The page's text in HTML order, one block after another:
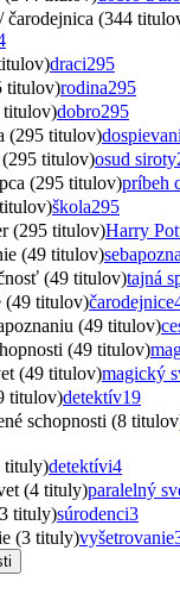
čarodejnica (344
draci295
titulov)rodina295
titulov)dobro295
(295 titulov)
titulov)osud siroty
(295 titulov)príbeh
škola295
(295 titulov)Harry
(49 titulov)
(49 titulov)tajná
(49 titulov)čarodejnice
(49 titulov)
(49 titulov)
(49 titulov)magický
titulov)detektív19
schopnosti (8
tituly)detektívi4
(4 tituly)paralelný
tituly)súrodenci3
(3 tituly)vyšetrovanie